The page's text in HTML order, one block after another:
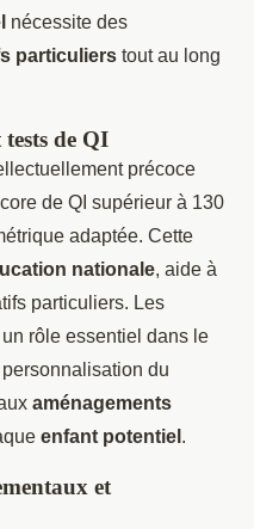
nécessite des
particuliers tout au long
de QI
précoce
de QI supérieur à 130
adaptée. Cette
nationale, aide à
particuliers. Les
rôle essentiel dans le
du
aménagements
enfant potentiel .
et